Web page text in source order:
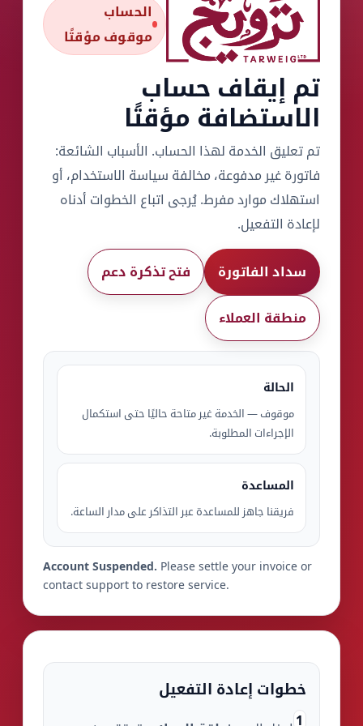
الحساب
موقوف مؤقتًا
تم إيقاف حساب
الاستضافة مؤقتًا
تم تعليق الخدمة لهذا الحساب. الأسباب الشائعة:
فاتورة غير مدفوعة، مخالفة سياسة الاستخدام، أو
استهلاك موارد مفرط. يُرجى اتباع الخطوات أدناه
لإعادة التفعيل.
سداد الفاتورة فتح تذكرة دعم
منطقة العملاء
الحالة
موقوف — الخدمة غير متاحة حاليًا حتى استكمال
الإجراءات المطلوبة.
المساعدة
فريقنا جاهز للمساعدة عبر التذاكر على مدار الساعة.
Account Suspended. Please settle your invoice or
contact support to restore service.
خطوات إعادة التفعيل
1